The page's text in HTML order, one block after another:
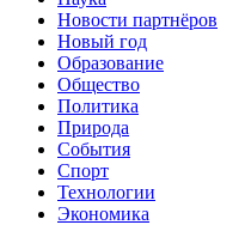
Новости партнёров
Новый год
Образование
Общество
Политика
Природа
События
Спорт
Технологии
Экономика